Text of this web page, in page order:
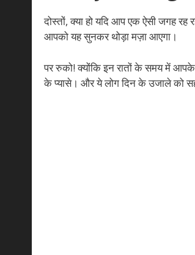
दोस्तों, क्या हो यदि आप एक ऐसी जगह रह
आपको यह सुनकर थोड़ा मज़ा आएगा।
पर रुको! क्योंकि इन रातों के समय में
के प्यासे। और ये लोग दिन के उजाले को